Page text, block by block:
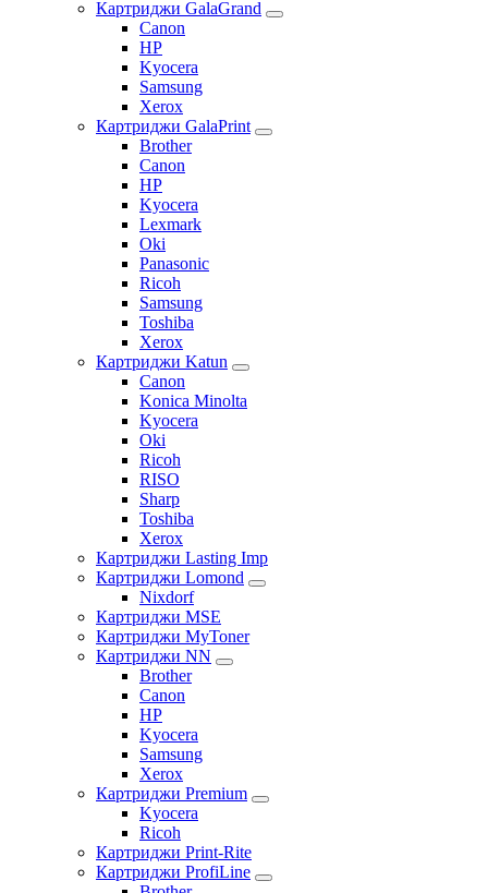
Картриджи GalaGrand
Canon
HP
Kyocera
Samsung
Xerox
Картриджи GalaPrint
Brother
Canon
HP
Kyocera
Lexmark
Oki
Panasonic
Ricoh
Samsung
Toshiba
Xerox
Картриджи Katun
Canon
Konica Minolta
Kyocera
Oki
Ricoh
RISO
Sharp
Toshiba
Xerox
Картриджи Lasting Imp
Картриджи Lomond
Nixdorf
Картриджи MSE
Картриджи MyToner
Картриджи NN
Brother
Canon
HP
Kyocera
Samsung
Xerox
Картриджи Premium
Kyocera
Ricoh
Картриджи Print-Rite
Картриджи ProfiLine